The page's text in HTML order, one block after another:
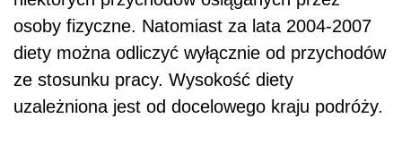
osoby fizyczne. Natomiast za lata 2004-2007
diety można odliczyć wyłącznie od przychodów
ze stosunku pracy. Wysokość diety
uzależniona jest od docelowego kraju podróży.